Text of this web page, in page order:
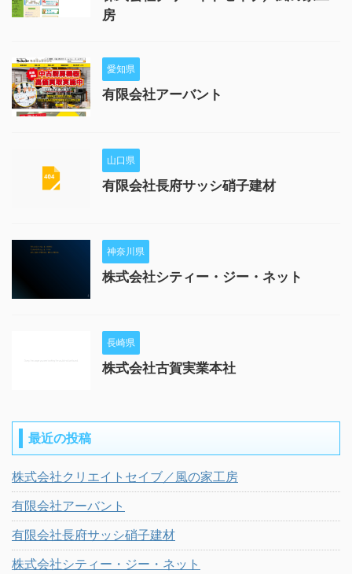
房
愛知県
有限会社アーバント
山口県
有限会社長府サッシ硝子建材
神奈川県
株式会社シティー・ジー・ネット
長崎県
株式会社古賀実業本社
最近の投稿
株式会社クリエイトセイブ／風の家工房
有限会社アーバント
有限会社長府サッシ硝子建材
株式会社シティー・ジー・ネット